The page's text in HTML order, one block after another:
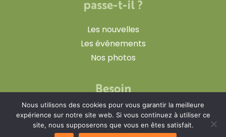
passe-t-il ?
Les nouvelles
Les événements
Nos photos
Besoin
d'infos ?
Nous utilisons des cookies pour vous garantir la meilleure
expérience sur notre site web. Si vous continuez à utiliser ce
site, nous supposerons que vous en êtes satisfait.